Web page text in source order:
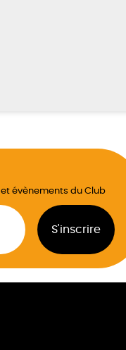
évènements du Club